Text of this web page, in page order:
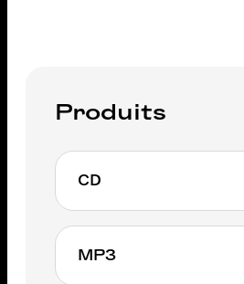
Produits
CD
IGLOORECORDS.BE du
MP3